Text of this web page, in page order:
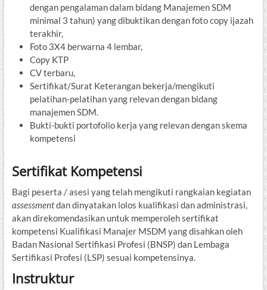
dengan pengalaman dalam bidang Manajemen SDM
minimal 3 tahun) yang dibuktikan dengan foto copy ijazah
terakhir,
Foto 3X4 berwarna 4 lembar,
Copy KTP
CV terbaru,
Sertifikat/Surat Keterangan bekerja/mengikuti
pelatihan-pelatihan yang relevan dengan bidang
manajemen SDM.
Bukti-bukti portofolio kerja yang relevan dengan skema
kompetensi
Sertifikat Kompetensi
Bagi peserta / asesi yang telah mengikuti rangkaian kegiatan
assessmentdan dinyatakan lolos kualifikasi dan administrasi,
akan direkomendasikan untuk memperoleh sertifikat
kompetensi Kualifikasi Manajer MSDM yang disahkan oleh
Badan Nasional Sertifikasi Profesi (BNSP) dan Lembaga
Sertifikasi Profesi (LSP) sesuai kompetensinya.
Instruktur